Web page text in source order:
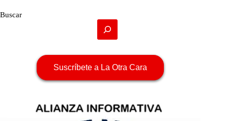
Buscar
Suscríbete a La Otra Cara